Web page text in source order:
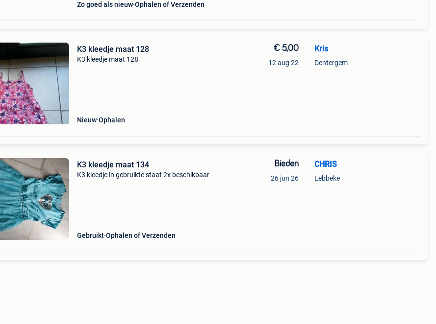
Zo goed als nieuw Ophalen of Verzenden
K3 kleedje maat 128
K3 kleedje maat 128
Nieuw Ophalen
€ 5,00
12 aug 22
Kris
Dentergem
K3 kleedje maat 134
K3 kleedje in gebruikte staat 2x beschikbaar
Gebruikt Ophalen of Verzenden
Bieden
26 jun 26
CHRIS
Lebbeke